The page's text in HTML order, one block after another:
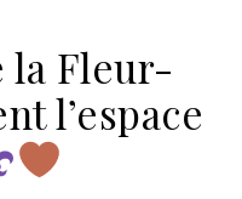
la Fleur-
l’espace